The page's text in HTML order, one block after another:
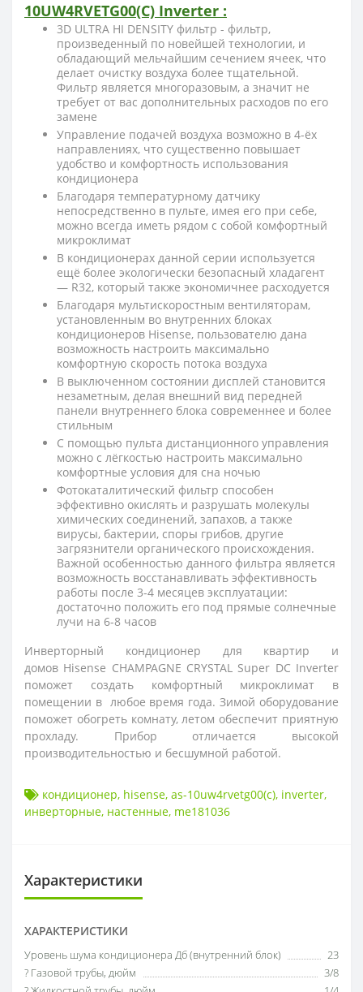
10UW4RVETG00(С) Inverter :
3D ULTRA HI DENSITY фильтр - фильтр,
произведенный по новейшей технологии, и
обладающий мельчайшим сечением ячеек, что
делает очистку воздуха более тщательной.
Фильтр является многоразовым, а значит не
требует от вас дополнительных расходов по его
замене
Управление подачей воздуха возможно в 4-ёх
направлениях, что существенно повышает
удобство и комфортность использования
кондиционера
Благодаря температурному датчику
непосредственно в пульте, имея его при себе,
можно всегда иметь рядом с собой комфортный
микроклимат
В кондиционерах данной серии используется
ещё более экологически безопасный хладагент
— R32, который также экономичнее расходуется
Благодаря мультискоростным вентиляторам,
установленным во внутренних блоках
кондиционеров Hisense, пользователю дана
возможность настроить максимально
комфортную скорость потока воздуха
В выключенном состоянии дисплей становится
незаметным, делая внешний вид передней
панели внутреннего блока современнее и более
стильным
С помощью пульта дистанционного управления
можно с лёгкостью настроить максимально
комфортные условия для сна ночью
Фотокаталитический фильтр способен
эффективно окислять и разрушать молекулы
химических соединений, запахов, а также
вирусы, бактерии, споры грибов, другие
загрязнители органического происхождения.
Важной особенностью данного фильтра является
возможность восстанавливать эффективность
работы после 3-4 месяцев эксплуатации:
достаточно положить его под прямые солнечные
лучи на 6-8 часов
Инверторный кондиционер для квартир и
домов Hisense CHAMPAGNE CRYSTAL Super DC Inverter
поможет создать комфортный микроклимат в
помещении в любое время года. Зимой оборудование
поможет обогреть комнату, летом обеспечит приятную
прохладу. Прибор отличается высокой
производительностью и бесшумной работой.
кондиционер, hisense, as-10uw4rvetg00(с), inverter,
инверторные, настенные, me181036
Характеристики
ХАРАКТЕРИСТИКИ
Уровень шума кондиционера Дб (внутренний блок)
23
? Газовой трубы, дюйм
3/8